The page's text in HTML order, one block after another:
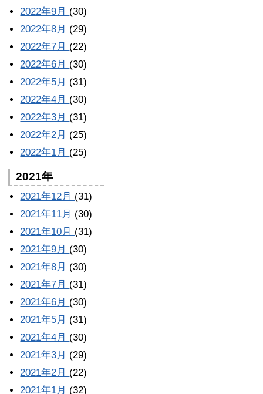
2022年9月 (30)
2022年8月 (29)
2022年7月 (22)
2022年6月 (30)
2022年5月 (31)
2022年4月 (30)
2022年3月 (31)
2022年2月 (25)
2022年1月 (25)
2021年
2021年12月 (31)
2021年11月 (30)
2021年10月 (31)
2021年9月 (30)
2021年8月 (30)
2021年7月 (31)
2021年6月 (30)
2021年5月 (31)
2021年4月 (30)
2021年3月 (29)
2021年2月 (22)
2021年1月 (32)